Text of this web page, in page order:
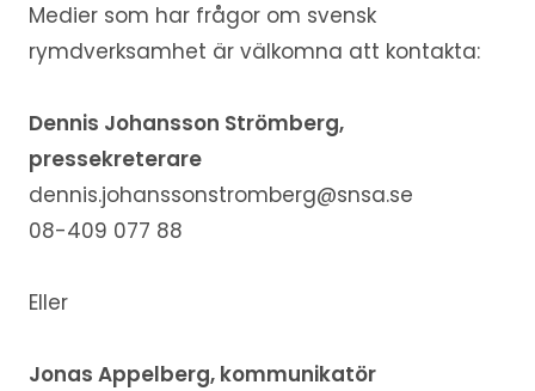
Medier som har frågor om svensk
rymdverksamhet är välkomna att kontakta:
Dennis Johansson Strömberg,
pressekreterare
dennis.johanssonstromberg@snsa.se
08-409 077 88
Eller
Jonas Appelberg, kommunikatör